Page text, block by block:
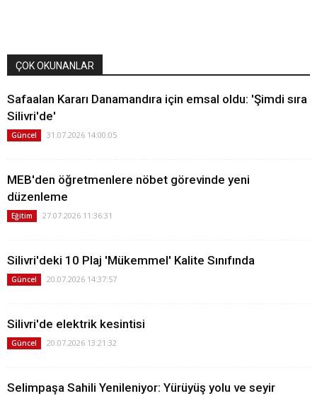
ÇOK OKUNANLAR
Safaalan Kararı Danamandıra için emsal oldu: 'Şimdi sıra
Silivri'de'
Güncel 31.07.2026 14:00:05
MEB'den öğretmenlere nöbet görevinde yeni
düzenleme
Eğitim 27.07.2026 11:36:31
Silivri'deki 10 Plaj 'Mükemmel' Kalite Sınıfında
Güncel 20.07.2026 14:37:57
Silivri'de elektrik kesintisi
Güncel 20.07.2026 13:21:32
Selimpaşa Sahili Yenileniyor: Yürüyüş yolu ve seyir